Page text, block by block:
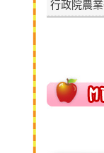
行政院農